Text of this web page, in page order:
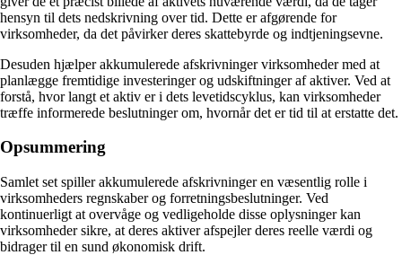
hensyn til dets nedskrivning over tid. Dette er afgørende for
virksomheder, da det påvirker deres skattebyrde og indtjeningsevne.
Desuden hjælper akkumulerede afskrivninger virksomheder med at
planlægge fremtidige investeringer og udskiftninger af aktiver. Ved at
forstå, hvor langt et aktiv er i dets levetidscyklus, kan virksomheder
træffe informerede beslutninger om, hvornår det er tid til at erstatte det.
Opsummering
Samlet set spiller akkumulerede afskrivninger en væsentlig rolle i
virksomheders regnskaber og forretningsbeslutninger. Ved
kontinuerligt at overvåge og vedligeholde disse oplysninger kan
virksomheder sikre, at deres aktiver afspejler deres reelle værdi og
bidrager til en sund økonomisk drift.